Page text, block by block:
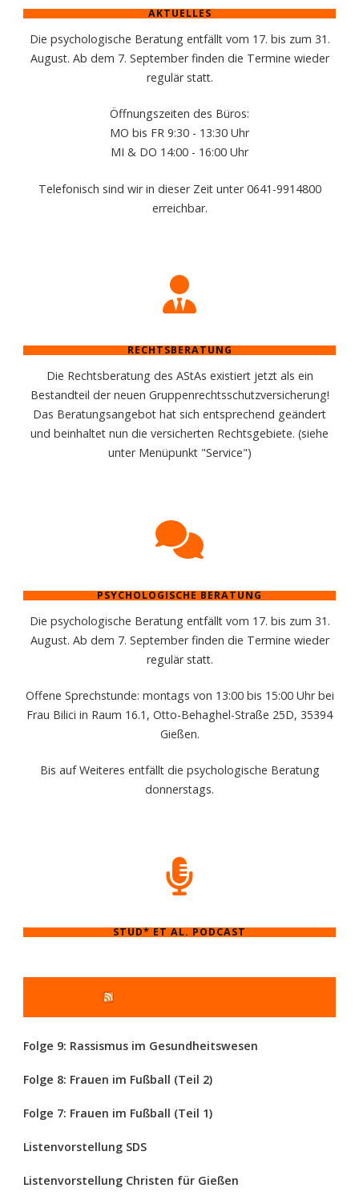
AKTUELLES
Die psychologische Beratung entfällt vom 17. bis zum 31.
August. Ab dem 7. September finden die Termine wieder
regulär statt.
Öffnungszeiten des Büros:
MO bis FR 9:30 - 13:30 Uhr
MI & DO 14:00 - 16:00 Uhr
Telefonisch sind wir in dieser Zeit unter 0641-9914800
erreichbar.
RECHTSBERATUNG
Die Rechtsberatung des AStAs existiert jetzt als ein
Bestandteil der neuen Gruppenrechtsschutzversicherung!
Das Beratungsangebot hat sich entsprechend geändert
und beinhaltet nun die versicherten Rechtsgebiete. (siehe
unter Menüpunkt "Service")
PSYCHOLOGISCHE BERATUNG
Die psychologische Beratung entfällt vom 17. bis zum 31.
August. Ab dem 7. September finden die Termine wieder
regulär statt.
Offene Sprechstunde: montags von 13:00 bis 15:00 Uhr bei
Frau Bilici in Raum 16.1, Otto-Behaghel-Straße 25D, 35394
Gießen.
Bis auf Weiteres entfällt die psychologische Beratung
donnerstags.
STUD* ET AL. PODCAST
Folge 9: Rassismus im Gesundheitswesen
Folge 8: Frauen im Fußball (Teil 2)
Folge 7: Frauen im Fußball (Teil 1)
Listenvorstellung SDS
Listenvorstellung Christen für Gießen